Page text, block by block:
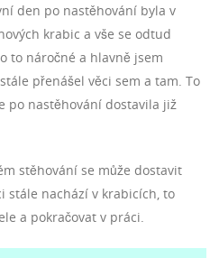
den po nastěhování byla v
krabic a vše se odtud
to náročné a hlavně jsem
přenášel věci sem a tam. To
po nastěhování dostavila již
stěhování se může dostavit
stále nachází v krabicích, to
a pokračovat v práci.